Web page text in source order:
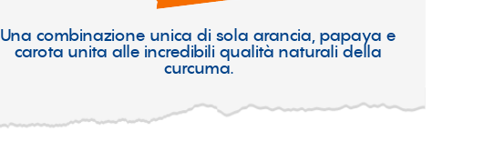
Una combinazione unica di sola arancia, papaya e
carota unita alle incredibili qualità naturali della
curcuma.